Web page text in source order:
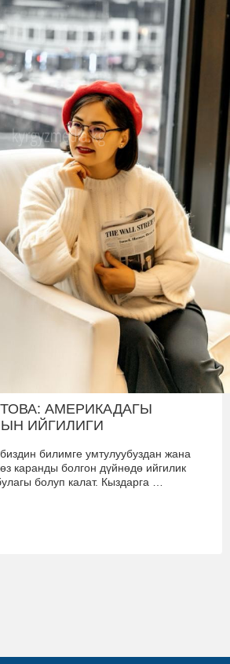
АМЕРИКАДАГЫ
ИЙГИЛИГИ
билимге умтулуубуздан жана
каранды болгон дүйнөдө ийгилик
болуп калат. Кыздарга …